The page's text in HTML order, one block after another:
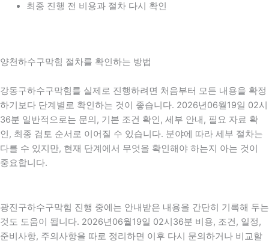
최종 진행 전 비용과 절차 다시 확인
양천하수구막힘 절차를 확인하는 방법
강동구하수구막힘를 실제로 진행하려면 처음부터 모든 내용을 확정
하기보다 단계별로 확인하는 것이 좋습니다. 2026년06월19일 02시
36분 일반적으로는 문의, 기본 조건 확인, 세부 안내, 필요 자료 확
인, 최종 검토 순서로 이어질 수 있습니다. 분야에 따라 세부 절차는
다를 수 있지만, 현재 단계에서 무엇을 확인해야 하는지 아는 것이
중요합니다.
광진구하수구막힘 진행 중에는 안내받은 내용을 간단히 기록해 두는
것도 도움이 됩니다. 2026년06월19일 02시36분 비용, 조건, 일정,
준비사항, 주의사항을 따로 정리하면 이후 다시 문의하거나 비교할